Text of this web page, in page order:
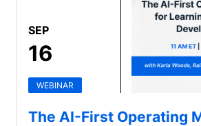
SEP
16
WEBINAR
The AI-First Operating